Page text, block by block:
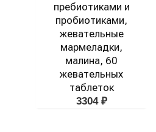
пребиотиками и
пробиотиками,
жевательные
мармеладки,
малина, 60
жевательных
таблеток
3304 ₽